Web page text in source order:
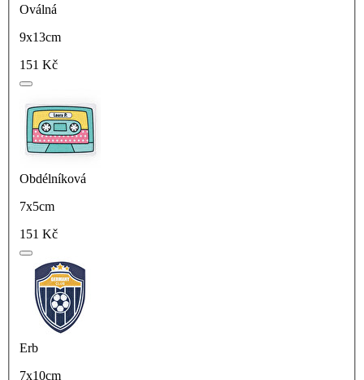
Oválná
9x13cm
151 Kč
Obdélníková
7x5cm
151 Kč
Erb
7x10cm